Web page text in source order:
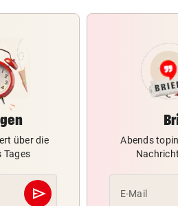
über die
Tages
send
Abschicken
Abends
E-Mail